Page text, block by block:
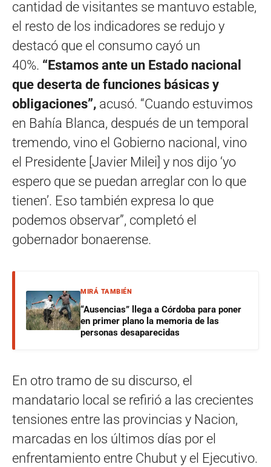
cantidad de visitantes se mantuvo estable,
el resto de los indicadores se redujo y
destacó que el consumo cayó un
40%. “Estamos ante un Estado nacional
que deserta de funciones básicas y
obligaciones”, acusó. “Cuando estuvimos
en Bahía Blanca, después de un temporal
tremendo, vino el Gobierno nacional, vino
el Presidente [Javier Milei] y nos dijo ‘yo
espero que se puedan arreglar con lo que
tienen’. Eso también expresa lo que
podemos observar”, completó el
gobernador bonaerense.
MIRÁ TAMBIÉN
“Ausencias” llega a Córdoba para poner
en primer plano la memoria de las
personas desaparecidas
En otro tramo de su discurso, el
mandatario local se refirió a las crecientes
tensiones entre las provincias y Nacion,
marcadas en los últimos días por el
enfrentamiento entre Chubut y el Ejecutivo.